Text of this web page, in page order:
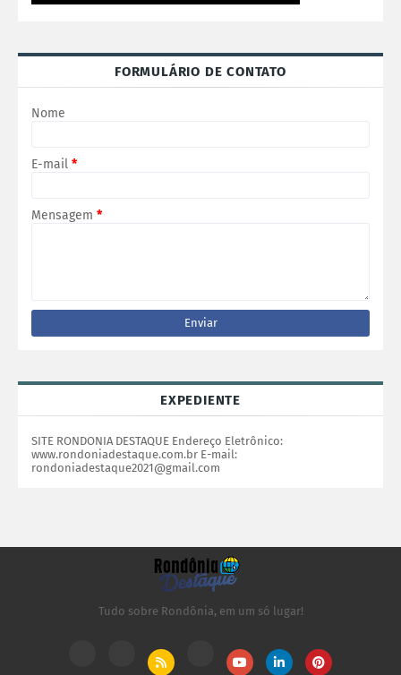
FORMULÁRIO DE CONTATO
Nome
E-mail *
Mensagem *
EXPEDIENTE
SITE RONDONIA DESTAQUE Endereço Eletrônico:
www.rondoniadestaque.com.br E-mail:
rondoniadestaque2021@gmail.com
Tudo sobre Rondônia, em um só lugar!